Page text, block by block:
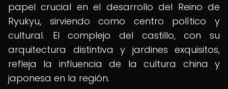
papel crucial en el desarrollo del Reino de
Ryukyu, sirviendo como centro político y
cultural. El complejo del castillo, con su
arquitectura distintiva y jardines exquisitos,
refleja la influencia de la cultura china y
japonesa en la región.